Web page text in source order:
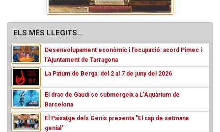
ELS MÉS LLEGITS...
Desenvolupament econòmic i l’ocupació: acord Pimec i
l’Ajuntament de Tarragona
La Patum de Berga: del 2 al 7 de juny del 2026
El drac de Gaudí se submergeix a L’Aquàrium de
Barcelona
El Paisatge dels Genis presenta "El cap de setmana
genial"